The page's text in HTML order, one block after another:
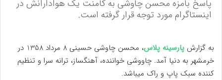
پاسخ بامزه محسن چاوشی به کامنت یک هوادارانش در
اینستاگرام مورد توجه قرار گرفته است.
به گزارش پارسینه پلاس
، محسن چاوشی حسینی 8 مرداد 1358 در
خرمشهر به دنیا آمد. چاووشی خواننده، آهنگساز، ترانه سرا و تنظیم
کننده سبک پاپ و راک میباشد.